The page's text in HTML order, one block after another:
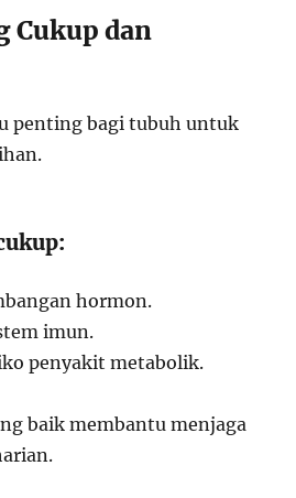
Cukup dan
penting bagi tubuh untuk
hormon.
imun.
penyakit metabolik.
baik membantu menjaga